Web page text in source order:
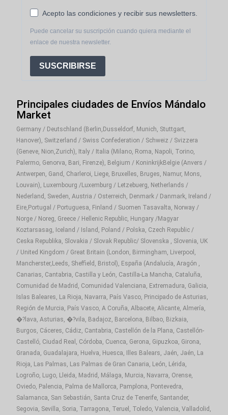
Acepto las condiciones y recibir sus newsletters.
Puede cancelar su suscripción cuando quiera mediante el
enlace de nuestra newsletter.
SUSCRIBIRSE
Principales ciudades de Envíos Mándalo
Market
Germany / Deutschland (Berlin,Dusseldorf, Munich, Stuttgart,
Hanover), Switzerland / Swiss Confederation / Schweiz / Svizzera
(Geneve, Nion,Zurich), Italy / Italia (Milano, Roma, Napoli, Torino,
Palermo, Genorva, Bari, Firenze), Belgium / KoninkrijkBelgie (Anvers /
Antwerpen, Gand, Charleroi, Liege, Bruxelles, Bruges, Namur, Mons,
Louvain), Luxembourg /Luxemburg / Letzebuerg, Netherlands /
Nederland, Sweden, Austria / Osterreich, Denmark / Danmark, Ireland /
Eire,Portugal / Portuguesa, Finland / Suomen Tasavalta, Norway /
Norge / Noreg, Greece / Hellenic Republic, Hungary /Magyar
Koztarsasag, Iceland / Island, Poland / Polska, Czech Republic /
Ceska Republika, Slovakia / Slovak Republic/ Slovenska , Slovenia, UK
/ United Kingdom / Great Britain (London, Birmingham, Liverpool,
Mancherster,Leeds, Sheffield, Bristol), España (Andalucía, Aragón ,
Canarias, Cantabria, Castilla y León, Castilla-La Mancha, Cataluña,
Comunidad de Madrid, Comunidad Valenciana, Extremadura, Galicia,
Islas Baleares, La Rioja, Navarra, País Vasco, Principado de Asturias,
Región de Murcia, País Vasco, A Coruña, Albacete, Alicante, Almería,
�?lava, Asturias, �?vila, Badajoz, Barcelona, Bilbao, Bizkaia,
Burgos, Cáceres, Cádiz, Cantabria, Castellón de la Plana, Castellón-
Castelló, Ciudad Real, Córdoba, Cuenca, Gerona, Gipuzkoa, Girona,
Granada, Guadalajara, Huelva, Huesca, Illes Balears, Jaén, Jaén, La
Rioja, Las Palmas, Las Palmas de Gran Canaria, León, Lérida,
Logroño, Lugo, Lleida, Madrid, Málaga, Murcia, Navarra, Orense,
Oviedo, Palencia, Palma de Mallorca, Pamplona, Pontevedra,
Salamanca, San Sebastián, Santa Cruz de Tenerife, Santander,
Segovia, Sevilla, Soria, Tarragona, Teruel, Toledo, Valencia, Valladolid,